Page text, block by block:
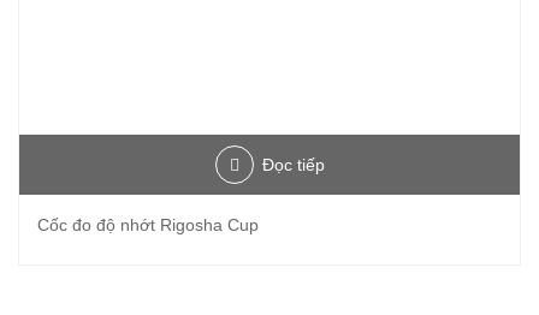
Đọc tiếp
Cốc đo độ nhớt Rigosha Cup